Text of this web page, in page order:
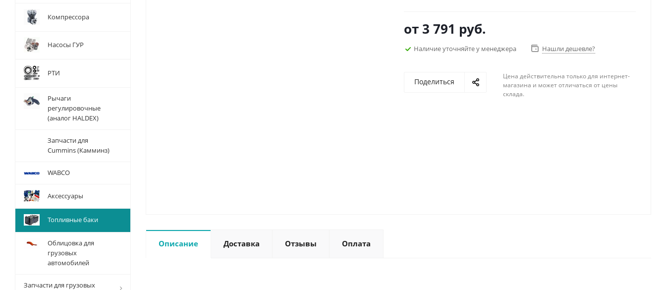
от 3 791 руб.
Наличие уточняйте у менеджера Нашли дешевле?
Поделиться
Цена действительна только для интернет-
магазина и может отличаться от цены
склада.
Описание Доставка Отзывы Оплата
Компрессора
Насосы ГУР
РТИ
Рычаги
регулировочные
(аналог HALDEX)
Запчасти для
Cummins (Камминз)
WABCO
Аксессуары
Топливные баки
Облицовка для
грузовых
автомобилей
Запчасти для грузовых